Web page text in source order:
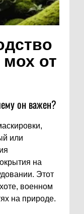
от
он важен?
или
на
Этот
военном
на природе.